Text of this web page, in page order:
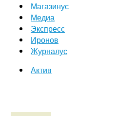
Магазинус
Медиа
Экспресс
Иронов
Журналус
Актив